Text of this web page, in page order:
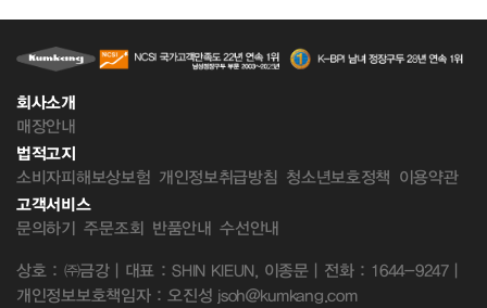
회사소개
매장안내
법적고지
소비자피해보상보험 개인정보취급방침 청소년보호정책 이용약관
고객서비스
문의하기 주문조회 반품안내 수선안내
상호 : ㈜금강 | 대표 : SHIN KIEUN, 이종문 | 전화 : 1644-9247 |
개인정보보호책임자 : 오진성 jsoh@kumkang.com